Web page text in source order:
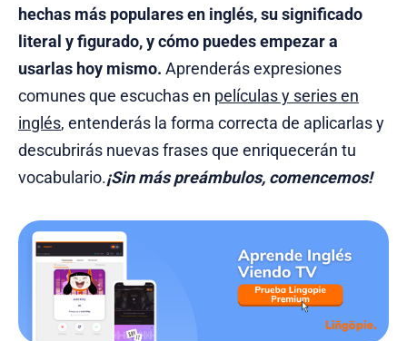
hechas más populares en inglés, su significado
literal y figurado, y cómo puedes empezar a
usarlas hoy mismo. Aprenderás expresiones
comunes que escuchas en películas y series en
inglés, entenderás la forma correcta de aplicarlas y
descubrirás nuevas frases que enriquecerán tu
vocabulario.¡Sin más preámbulos, comencemos!